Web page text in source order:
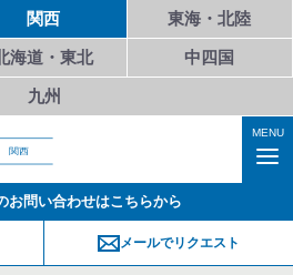
関西 東海・北陸
海道・東北 中四国
九州
関西
MENU
お問い合わせはこちらから
メールでリクエスト